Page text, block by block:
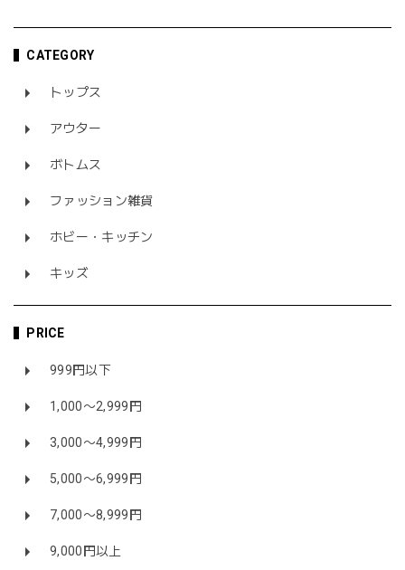
CATEGORY
トップス
アウター
ボトムス
ファッション雑貨
ホビー・キッチン
キッズ
PRICE
999円以下
1,000〜2,999円
3,000〜4,999円
5,000〜6,999円
7,000〜8,999円
9,000円以上